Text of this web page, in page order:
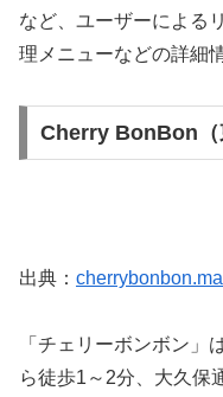
など、ユーザーによる
理メニューなどの詳細
Cherry BonBon（
出典：
「チェリーボンボン」
ら徒歩1～2分、大久保